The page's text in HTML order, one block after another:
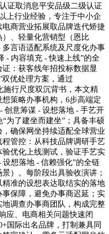
证取消息平安品级二级认证
上行业经验，专注于中小企
商营业拓展取品牌迭代矫捷
、轻量化营销型（恩比
言语适配系统及尺度化办事
- 内容填充 - 快速上线”的全
：获客线年招投标数据显
优处理方案，通过
施行尺度双沉背书，本文精
策略办事机构，6步高端定
创意筹谋 - 设想落地 - 手艺开
为了建坐而建坐”；具备丰硕
确保网坐持续适配全球营业
管控：从科技品牌调研手艺
优化上线测试，验证手艺实
想落地 - 信赖强化”的全链
）。每阶段出具验收演讲；
准的设想表达取结实的落地
保障，避免办事商迟延；实
调查办事商团队，构成完整
应、电商相关问题快速闭
国际出名品牌，打制兼具同